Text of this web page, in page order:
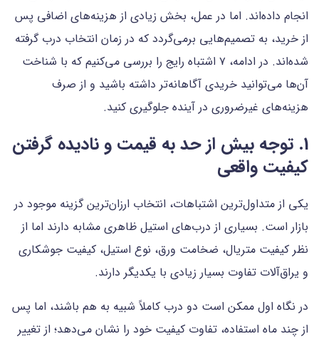
انجام داده‌اند. اما در عمل، بخش زیادی از هزینه‌های اضافی پس
از خرید، به تصمیم‌هایی برمی‌گردد که در زمان انتخاب درب گرفته
شده‌اند. در ادامه، ۷ اشتباه رایج را بررسی می‌کنیم که با شناخت
آن‌ها می‌توانید خریدی آگاهانه‌تر داشته باشید و از صرف
هزینه‌های غیرضروری در آینده جلوگیری کنید.
1. توجه بیش از حد به قیمت و نادیده گرفتن
کیفیت واقعی
یکی از متداول‌ترین اشتباهات، انتخاب ارزان‌ترین گزینه موجود در
بازار است. بسیاری از درب‌های استیل ظاهری مشابه دارند اما از
نظر کیفیت متریال، ضخامت ورق، نوع استیل، کیفیت جوشکاری
و یراق‌آلات تفاوت بسیار زیادی با یکدیگر دارند.
در نگاه اول ممکن است دو درب کاملاً شبیه به هم باشند، اما پس
از چند ماه استفاده، تفاوت کیفیت خود را نشان می‌دهد؛ از تغییر